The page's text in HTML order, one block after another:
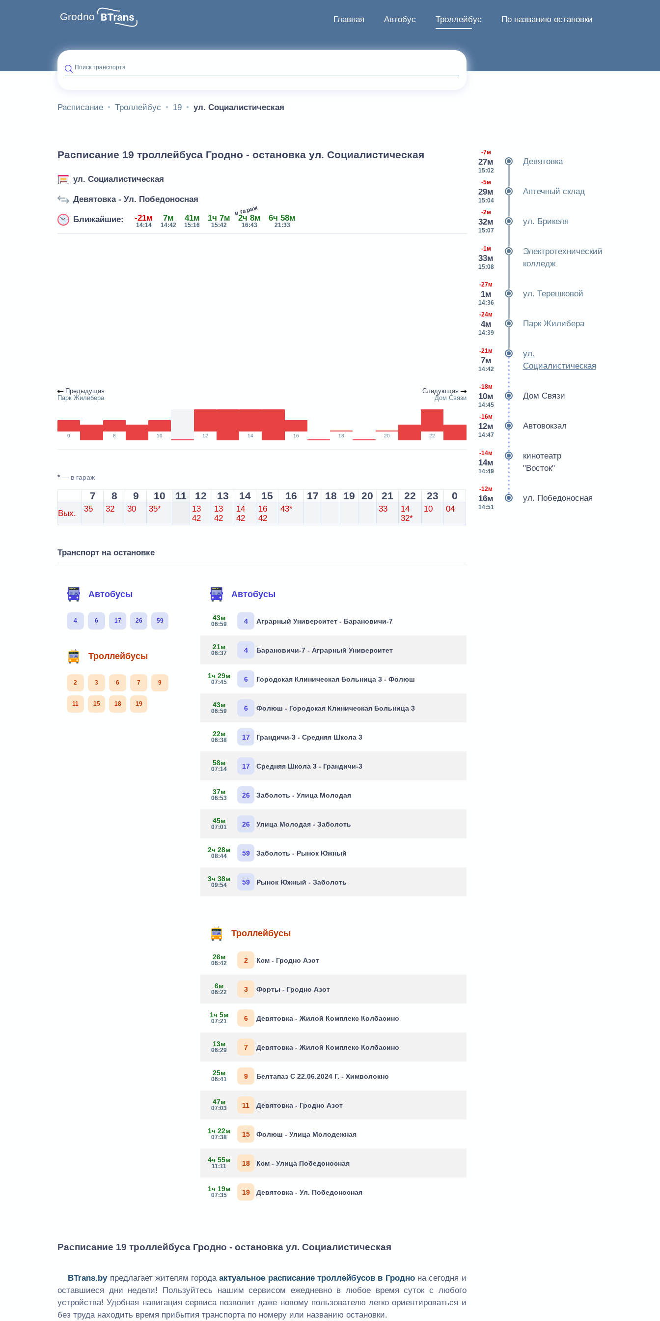
Grodno Главная Автобус Троллейбус По названию остановки
Поиск транспорта
Расписание Троллейбус 19 ул. Социалистическая
Расписание 19 троллейбуса Гродно - остановка ул. Социалистическая
ул. Социалистическая
Девятовка - Ул. Победоносная
Ближайшие: -21м
14:14
7м
14:42
41м
15:16
1ч 7м
15:42
2ч 8м
16:43
в гараж
6ч 58м
21:33
Предыдущая
Парк Жилибера
Следующая
Дом Связи
0 8 10 12 14 16 18 20 22
*— в гараж
7 8 9 10 11 12 13 14 15 16 17 18 19 20 21 22 23 0
Вых. 35 32 30 35*
13
42
13
42
14
42
16
42
43* 33
14
32*
10 04
Транспорт на остановке
Автобусы
4 6 17 26 59
Троллейбусы
2 3 6 7 9
11 15 18 19
Автобусы
43м
06:59 4 Аграрный Университет - Барановичи-7
21м
06:37 4 Барановичи-7 - Аграрный Университет
1ч 29м
07:45 6 Городская Клиническая Больница 3 - Фолюш
43м
06:59 6 Фолюш - Городская Клиническая Больница 3
22м
06:38 17 Грандичи-3 - Средняя Школа 3
58м
07:14 17 Средняя Школа 3 - Грандичи-3
37м
06:53 26 Заболоть - Улица Молодая
45м
07:01 26 Улица Молодая - Заболоть
2ч 28м
08:44 59 Заболоть - Рынок Южный
3ч 38м
09:54 59 Рынок Южный - Заболоть
Троллейбусы
26м
06:42 2 Ксм - Гродно Азот
6м
06:22 3 Форты - Гродно Азот
1ч 5м
07:21 6 Девятовка - Жилой Комплекс Колбасино
13м
06:29 7 Девятовка - Жилой Комплекс Колбасино
25м
06:41 9 Белтапаз С 22.06.2024 Г. - Химволокно
47м
07:03 11 Девятовка - Гродно Азот
1ч 22м
07:38 15 Фолюш - Улица Молодежная
4ч 55м
11:11 18 Ксм - Улица Победоносная
1ч 19м
07:35 19 Девятовка - Ул. Победоносная
Расписание 19 троллейбуса Гродно - остановка ул. Социалистическая
BTrans.byпредлагает жителям городаактуальное расписание троллейбусов в Гроднона сегодня и
оставшиеся дни недели! Пользуйтесь нашим сервисом ежедневно в любое время суток с любого
устройства! Удобная навигация сервиса позволит даже новому пользователю легко ориентироваться и
без труда находить время прибытия транспорта по номеру или названию остановки.
-7м
27м
15:02
Девятовка
-5м
29м
15:04
Аптечный склад
-2м
32м
15:07
ул. Брикеля
-1м
33м
15:08
Электротехнический
колледж
-27м
1м
14:36
ул. Терешковой
-24м
4м
14:39
Парк Жилибера
-21м
7м
14:42
ул.
Социалистическая
-18м
10м
14:45
Дом Связи
-16м
12м
14:47
Автовокзал
-14м
14м
14:49
кинотеатр
"Восток"
-12м
16м
14:51
ул. Победоносная